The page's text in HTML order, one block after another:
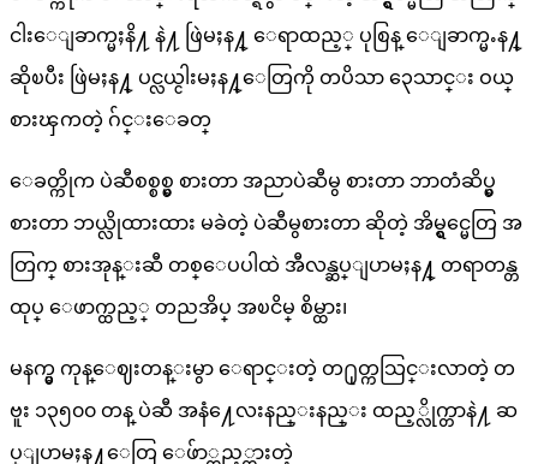
ငါးေျခာက္မႈနိ႔ နဲ႔ ဖြဲမႈန႔္ ေရာထည့္ ပုစြန္ ေျခာက္မႉန႔္
ဆိုၿပီး ဖြဲမႈန႔္ ပင္လယ္ငါးမႈန႔္ေတြကို တပိသာ ၃ေသာင္း ဝယ္
စားၾကတဲ့ ဂ်င္းေခတ္
ေခတ္ကိုက ပဲဆီစစ္စစ္မွ စားတာ အညာပဲဆီမွ စားတာ ဘာတံဆိပ္မွ
စားတာ ဘယ္လိုထားထား မခဲတဲ့ ပဲဆီမွစားတာ ဆိုတဲ့ အိမ္ရွင္မေတြ အ
တြက္ စားအုန္းဆီ တစ္ေပပါထဲ အီလန္ဆပ္ျပာမႈန႔္ တရာတန္တ
ထုပ္ ေဖာက္ထည့္ တညအိပ္ အၿငိမ္ စိမ္ထား၊
မနက္မွ ကုန္ေဈးတန္းမွာ ေရာင္းတဲ့ တ႐ုတ္ကသြင္းလာတဲ့ တ
ဗူး ၁၃၅၀၀ တန္ ပဲဆီ အနံ႔ေလးနည္းနည္း ထည့္လိုက္တာနဲ႔ ဆ
ပ္ျပာမႈန႔္ေတြ ေဖ်ာ္ထည့္ထားတဲ့